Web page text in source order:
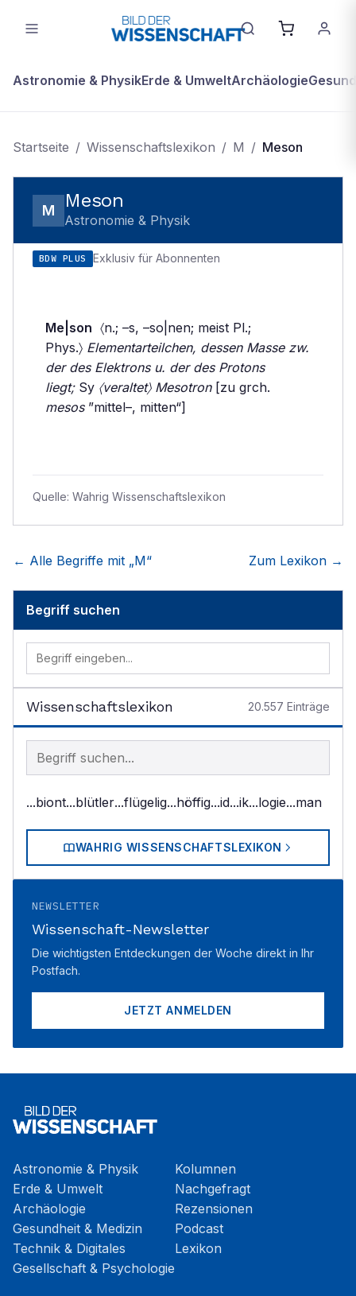
Astronomie & PhysikErde & UmweltArchäologie
Startseite / Wissenschaftslexikon / M / Meson
M Meson
Astronomie & Physik
BDW PLUS Exklusiv für Abonnenten
Me|son 〈n.; –s, –so|nen; meist Pl.;
Phys.〉 Elementarteilchen, dessen Masse zw.
der des Elektrons u. der des Protons
liegt;Sy 〈veraltet〉 Mesotron[zu grch.
mesos”mittel–, mitten“]
Quelle: Wahrig Wissenschaftslexikon
← Alle Begriffe mit „M“ Zum Lexikon →
Begriff suchen
Wissenschaftslexikon 20.557 Einträge
Begriff im Lexikon suchen
...biont...blütler...flügelig...höffig...id...ik...logie...man
WAHRIG WISSENSCHAFTSLEXIKON
NEWSLETTER
Wissenschaft-Newsletter
Die wichtigsten Entdeckungen der Woche direkt in Ihr
Postfach.
JETZT ANMELDEN
Astronomie & Physik
Erde & Umwelt
Archäologie
Gesundheit & Medizin
Technik & Digitales
Gesellschaft & Psychologie
Kolumnen
Nachgefragt
Rezensionen
Podcast
Lexikon